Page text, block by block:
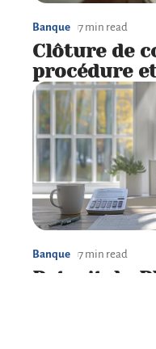
Banque 7 min read
Clôture de
procédure
Banque 7 min read
Retrait du